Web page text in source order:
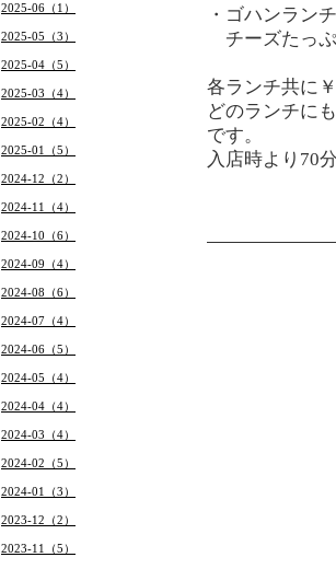
・ゴハンランチ
チーズたっ
各ランチ共に
どのランチに
です。
入店時より70
2025-06（1）
2025-05（3）
2025-04（5）
2025-03（4）
2025-02（4）
2025-01（5）
2024-12（2）
2024-11（4）
2024-10（6）
2024-09（4）
2024-08（6）
2024-07（4）
2024-06（5）
2024-05（4）
2024-04（4）
2024-03（4）
2024-02（5）
2024-01（3）
2023-12（2）
2023-11（5）